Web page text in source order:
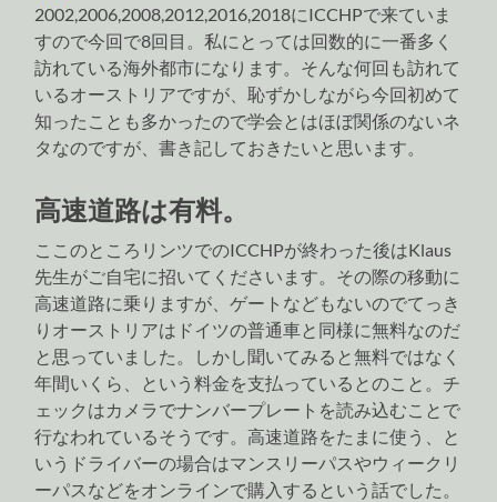
2002,2006,2008,2012,2016,2018にICCHPで来ていま
すので今回で8回目。私にとっては回数的に一番多く
訪れている海外都市になります。そんな何回も訪れて
いるオーストリアですが、恥ずかしながら今回初めて
知ったことも多かったので学会とはほぼ関係のないネ
タなのですが、書き記しておきたいと思います。
高速道路は有料。
ここのところリンツでのICCHPが終わった後はKlaus
先生がご自宅に招いてくださいます。その際の移動に
高速道路に乗りますが、ゲートなどもないのでてっき
りオーストリアはドイツの普通車と同様に無料なのだ
と思っていました。しかし聞いてみると無料ではなく
年間いくら、という料金を支払っているとのこと。チ
ェックはカメラでナンバープレートを読み込むことで
行なわれているそうです。高速道路をたまに使う、と
いうドライバーの場合はマンスリーパスやウィークリ
ーパスなどをオンラインで購入するという話でした。